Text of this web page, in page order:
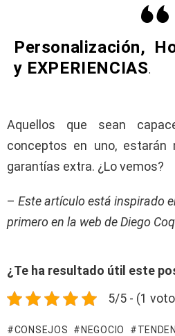
Personalización,
y EXPERIENCIAS.
Aquellos que sean
conceptos en uno, estarán
garantías extra. ¿Lo vemos?
– Este artículo está inspirado
primero en la web de Diego
¿Te ha resultado útil este
5/5 - (1
CONSEJOS NEGOCIO